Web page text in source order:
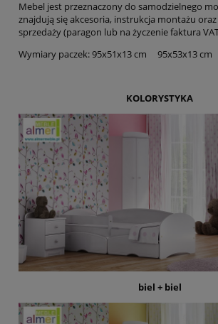
Mebel jest przeznaczony do samodzielnego
znajdują się akcesoria, instrukcja montażu
sprzedaży (paragon lub na życzenie faktura
Wymiary paczek: 95x51x13 cm 95x53x13 cm
KOLORYSTYKA
biel + biel